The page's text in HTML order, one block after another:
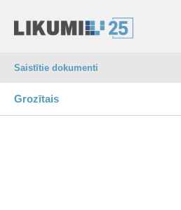
Saistītie dokumenti
Grozītais